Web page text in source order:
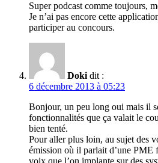
Super podcast comme toujours,
Je n’ai pas encore cette
participer au concours.
Doki dit :
6 décembre 2013 à 05:23
Bonjour, un peu long oui mais il
fonctionnalités que ça valait le
bien tenté.
Pour aller plus loin, au sujet des
émission où il parlait d’une PME